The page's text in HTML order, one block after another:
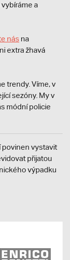
a
nás na
extra žhavá
trendy. Víme, v
sezóny. My v
módní policie
povinen vystavit
přijatou
výpadku